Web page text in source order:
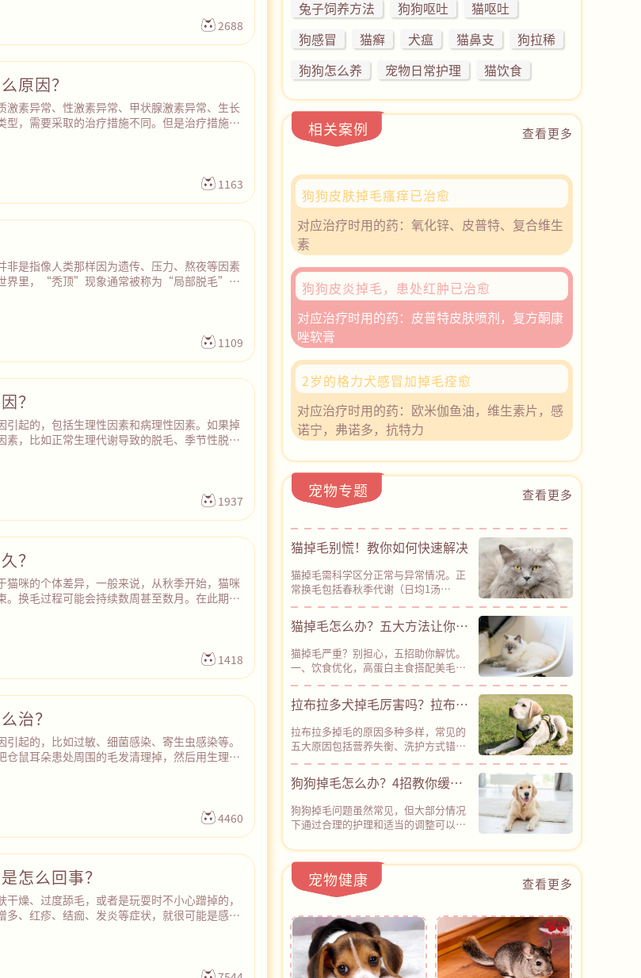
进肠道蠕动，帮助毛发排出。
2688
原因？
激素异常、性激素异常、甲状腺激素异常、生长
型，需要采取的治疗措施不同。但是治疗措施通
。通过使用药物来帮猫咪补充缺失的激素或者
平衡。
1163
是指像人类那样因为遗传、压力、熬夜等因素
界里，“秃顶”现象通常被称为“局部脱毛”或
头顶，所以看起来与我们的中年秃顶较为相
饮食的盐分过重、缺乏光照、频繁洗澡、毛囊
狗狗出门晒太阳、不要太频繁给它洗澡、保持饮
1109
？
引起的，包括生理性因素和病理性因素。如果掉
素，比如正常生理代谢导致的脱毛、季节性脱毛
狗耳朵掉毛特别严重，且伴随皮屑、疙瘩、红
感染了寄生虫或皮肤病，需要及时带它去宠物
能会导致耳朵掉毛，这种情况一般会伴随耳道红
1937
？
猫咪的个体差异，一般来说，从秋季开始，猫咪
。换毛过程可能会持续数周甚至数月。在此期
、保持室内通风、调整饮食和营造舒适的生活
同时，注意观察猫咪的皮肤状况，如果猫咪掉
疗。
1418
治？
起的，比如过敏、细菌感染、寄生虫感染等。
仓鼠耳朵患处周围的毛发清理掉，然后用生理盐
一些小宠专用的皮肤药或抗生素软膏进行治
没有缓解，就及时前往宠物医院诊治。在用药
菌和病毒滋生感染。最后，适当给仓鼠补充维生
4460
怎么回事？
燥、过度舔毛，或者是玩耍时不小心蹭掉的，
多、红疹、结痂、发炎等症状，就很可能是感染
了，建议先检查狗狗的健康状况，排除任何健
可以考虑给它涂上保湿霜或者食用油来保持皮
兔子饲养方法
狗狗呕吐
猫呕吐
狗感冒
猫癣 犬瘟 猫鼻支
狗拉稀
狗狗怎么养
宠物日常护理 猫饮食
相关案例 查看更多
狗狗皮肤掉毛瘙痒已治愈
对应治疗时用的药：氧化锌、皮普特、复合维生
素
狗狗皮炎掉毛，患处红肿已治愈
对应治疗时用的药：皮普特皮肤喷剂，复方酮康
唑软膏
2岁的格力犬感冒加掉毛痊愈
对应治疗时用的药：欧米伽鱼油，维生素片，感
诺宁，弗诺多，抗特力
宠物专题 查看更多
猫掉毛别慌！教你如何快速解决
猫掉毛需科学区分正常与异常情况。正
常换毛包括春秋季代谢（日均1汤
匙）、幼猫换胎毛及应激反应，异常脱
毛则伴随秃斑、皮屑或毛发干枯需就
医。快速解决四步法：①每日用专用梳
逆顺交替梳毛；②饮食补充高蛋白、鱼
油及蛋黄；③科学洗护（短毛2-3月/
次）；④保持室温20-25℃并减少应
激。换毛季用黏毛工具+化毛片，皮肤
病需局部消毒。避免频繁洗澡、滥喂化
送医。日常养护为主，1个月未改善建
议检查皮肤健康。
猫掉毛怎么办？五大方法让你的
猫不掉毛
猫掉毛严重？别担心，五招助你解忧。
一、饮食优化，高蛋白主食搭配美毛营
养素，如Omega-3、卵磷脂等，自制美
毛猫饭也是好选择。二、日常护理，定
期梳毛，科学洗澡，避免使用人类洗发
水。三、健康管理，定期驱虫，防治皮
肤病，注意内分泌失调。四、环境调
控，保持适宜湿度，常清洁除尘，缓解
猫咪应激。五、紧急情况，如脱毛伴红
肿、食欲减退等，需及时就医。记住，
拉布拉多犬掉毛厉害吗？拉布拉
多掉毛解决方法全攻略！
拉布拉多掉毛的原因多种多样，常见的
五大原因包括营养失衡、洗护方式错
误、寄生虫或皮肤病、心理压力及激素
紊乱。针对不同原因，解决方案也各不
相同：改善营养可通过添加Omega-3和
卵磷脂，调整洗护方式选用适合狗狗皮
肤的沐浴露并控制洗澡频率；预防寄生
虫和皮肤病需定期驱虫和使用药浴；缓
解心理压力可通过增加运动和提供玩
具；而激素紊乱则需及时绝育或检查甲
状腺。日常护理中，正确梳理毛发、管
理环境、特别时期加强护理都能有效减
症状，建议及时就医。
狗狗掉毛怎么办？4招教你缓解
小狗掉毛
狗狗掉毛问题虽然常见，但大部分情况
下通过合理的护理和适当的调整可以得
发，清理浮毛，避免毛发积聚；其次，
通过改善饮食，增加营养，帮助狗狗保
持健康的毛发；第三，保持适宜的环
境，避免过度干燥或温差过大的问题；
致的掉毛。采取这些措施后，狗狗的掉
毛问题通常可以在短时间内得到有效缓
解。如果问题持续或加重，务必及时就
医，确保狗狗的健康。
宠物健康 查看更多